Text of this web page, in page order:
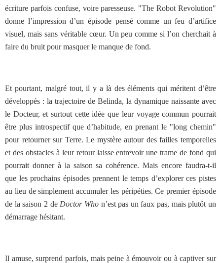
écriture parfois confuse, voire paresseuse. "The Robot Revolution"
donne l’impression d’un épisode pensé comme un feu d’artifice
visuel, mais sans véritable cœur. Un peu comme si l’on cherchait à
faire du bruit pour masquer le manque de fond.
Et pourtant, malgré tout, il y a là des éléments qui méritent d’être
développés : la trajectoire de Belinda, la dynamique naissante avec
le Docteur, et surtout cette idée que leur voyage commun pourrait
être plus introspectif que d’habitude, en prenant le "long chemin"
pour retourner sur Terre. Le mystère autour des failles temporelles
et des obstacles à leur retour laisse entrevoir une trame de fond qui
pourrait donner à la saison sa cohérence. Mais encore faudra-t-il
que les prochains épisodes prennent le temps d’explorer ces pistes
au lieu de simplement accumuler les péripéties. Ce premier épisode
de la saison 2 de Doctor Who n’est pas un faux pas, mais plutôt un
démarrage hésitant.
Il amuse, surprend parfois, mais peine à émouvoir ou à captiver sur